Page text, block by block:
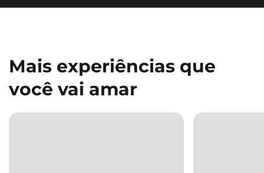
Mais experiências que
você vai amar